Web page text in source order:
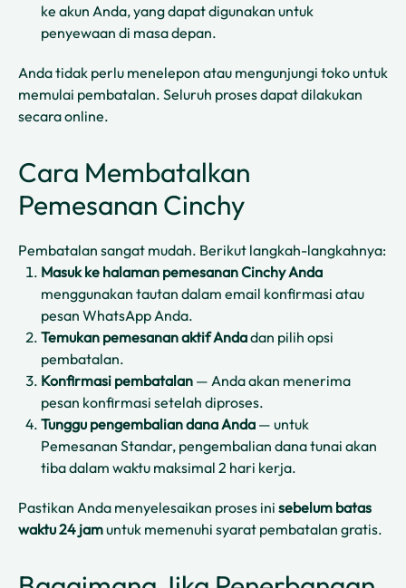
ke akun Anda, yang dapat digunakan untuk
penyewaan di masa depan.
Anda tidak perlu menelepon atau mengunjungi toko untuk
memulai pembatalan. Seluruh proses dapat dilakukan
secara online.
Cara Membatalkan
Pemesanan Cinchy
Pembatalan sangat mudah. Berikut langkah-langkahnya:
Masuk ke halaman pemesanan Cinchy Anda
menggunakan tautan dalam email konfirmasi atau
pesan WhatsApp Anda.
Temukan pemesanan aktif Andadan pilih opsi
pembatalan.
Konfirmasi pembatalan — Anda akan menerima
pesan konfirmasi setelah diproses.
Tunggu pengembalian dana Anda — untuk
Pemesanan Standar, pengembalian dana tunai akan
tiba dalam waktu maksimal 2 hari kerja.
Pastikan Anda menyelesaikan proses ini sebelum batas
waktu 24 jamuntuk memenuhi syarat pembatalan gratis.